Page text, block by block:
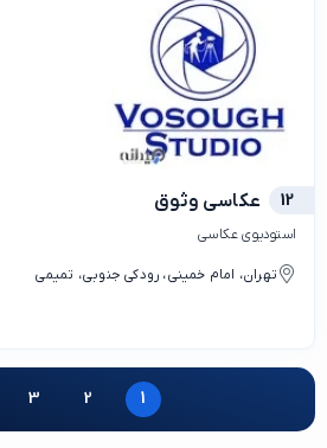
12 عکاسی وثوق
استودیوی عکاسی
تهران، امام خمینی، رودکی جنوبی، تمیمی
1
2
3